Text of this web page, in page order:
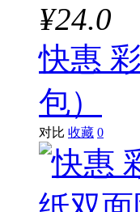
¥24.0
快惠
包）
对比 收藏 0